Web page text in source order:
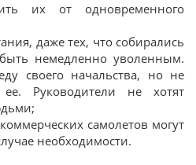
их от одновременного
даже тех, что собирались
немедленно уволенным.
своего начальства, но не
Руководители не хотят
самолетов могут
необходимости.